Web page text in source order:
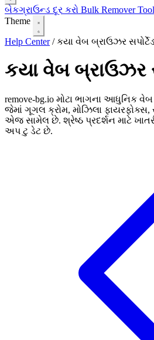
બેકગ્રાઉન્ડ દૂર કરો Bulk Remover
Theme
Help Center / કયા વેબ બ્રાઉઝર
કયા વેબ બ્રાઉઝર
remove-bg.io મોટા ભાગના આધુનિક
જેમાં ગૂગલ ક્રોમ, મોઝિલા ફાયરફોક્સ,
એજ સામેલ છે. શ્રેષ્ઠ પ્રદર્શન માટે
અપ ટુ ડેટ છે.